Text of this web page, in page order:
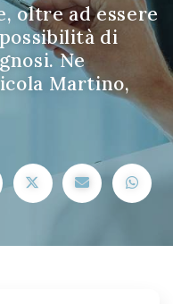
oltre ad essere
di
Ne
Martino,